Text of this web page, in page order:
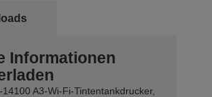
Informationen
14100 A3-Wi-Fi-Tintentankdrucker,